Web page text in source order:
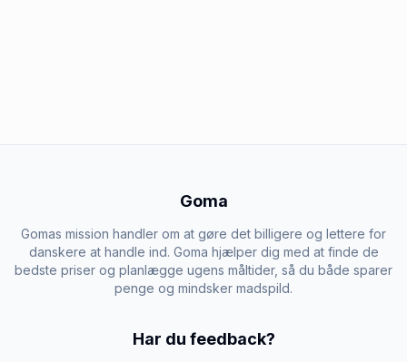
Goma
Gomas mission handler om at gøre det billigere og lettere for
danskere at handle ind. Goma hjælper dig med at finde de
bedste priser og planlægge ugens måltider, så du både sparer
penge og mindsker madspild.
Har du feedback?